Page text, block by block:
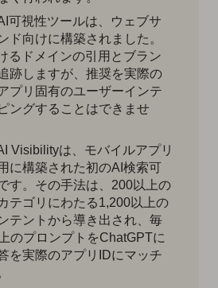
可視性ツールは、ウェブサ
ド向けに構築されました。
るドメインの引用とブラン
跡しますが、推奨を実際の
プリ固有のユーザーインテ
ングすることはできませ
Visibilityは、モバイルアプリ
に構築された初のAI検索可
す。その手法は、200以上の
テゴリにわたる1,200以上の
テントから導き出され、毎
のプロンプトをChatGPTに
を実際のアプリIDにマッチ